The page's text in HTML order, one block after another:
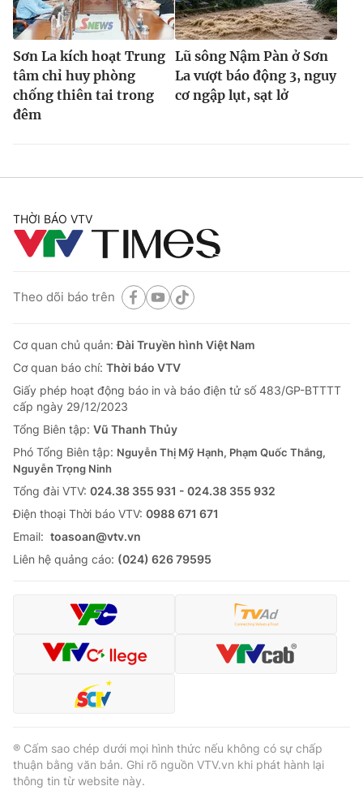
Sơn La kích hoạt Trung
tâm chỉ huy phòng
chống thiên tai trong
đêm
Lũ sông Nậm Pàn ở Sơn
La vượt báo động 3, nguy
cơ ngập lụt, sạt lở
THỜI BÁO VTV
Theo dõi báo trên
Cơ quan chủ quản:Đài Truyền hình Việt Nam
Cơ quan báo chí: Thời báo VTV
Giấy phép hoạt động báo in và báo điện tử số 483/GP-BTTTT
cấp ngày 29/12/2023
Tổng Biên tập: Vũ Thanh Thủy
Phó Tổng Biên tập: Nguyễn Thị Mỹ Hạnh, Phạm Quốc Thắng,
Nguyễn Trọng Ninh
Tổng đài VTV: 024.38 355 931 - 024.38 355 932
Ðiện thoại Thời báo VTV: 0988 671 671
Email: toasoan@vtv.vn
Liên hệ quảng cáo: (024) 626 79595
® Cấm sao chép dưới mọi hình thức nếu không có sự chấp
thuận bằng văn bản. Ghi rõ nguồn VTV.vn khi phát hành lại
thông tin từ website này.